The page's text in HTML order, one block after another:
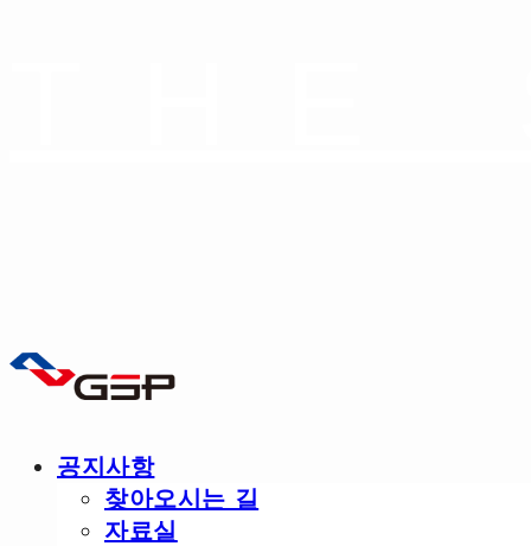
공지사항
찾아오시는 길
자료실